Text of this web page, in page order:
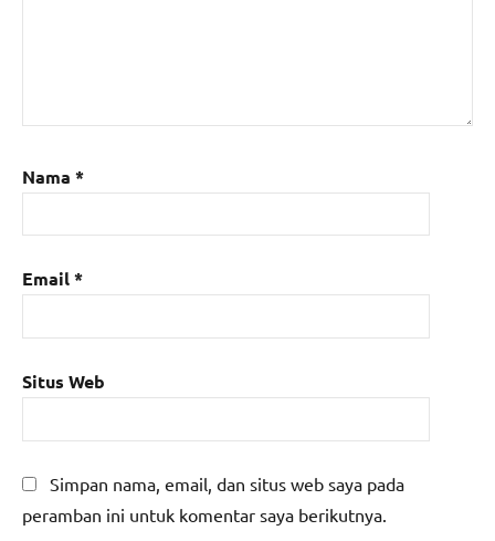
Nama *
Email*
Situs Web
Simpan nama, email, dan situs web saya pada
peramban ini untuk komentar saya berikutnya.